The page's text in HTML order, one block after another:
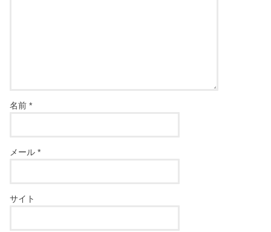
名前*
メール*
サイト